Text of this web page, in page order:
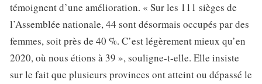
témoignent d’une amélioration. « Sur les 111 sièges de
l’Assemblée nationale, 44 sont désormais occupés par des
femmes, soit près de 40 %. C’est légèrement mieux qu’en
2020, où nous étions à 39 », souligne-t-elle. Elle insiste
sur le fait que plusieurs provinces ont atteint ou dépassé le